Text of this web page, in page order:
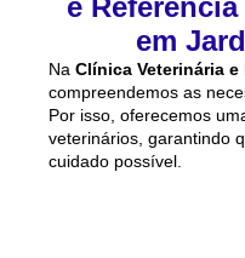
é
em
Na Clínica Veterinária e
compreendemos as
Por isso, oferecemos
veterinários, garantindo
cuidado possível.